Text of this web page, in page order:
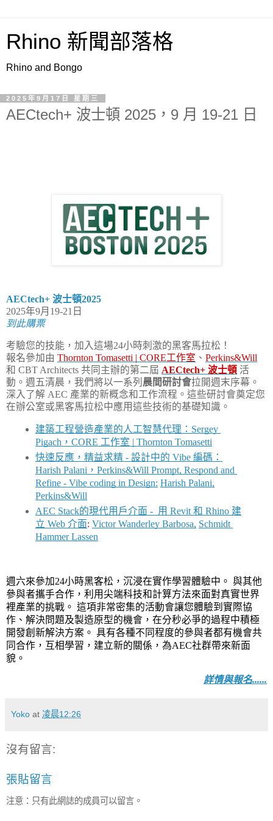
Rhino 新聞部落格
Rhino and Bongo
2025年9月17日 星期三
AECtech+ 波士頓 2025，9 月 19-21 日
AECtech+ 波士頓2025
2025年9月19-21日
到此購票
考驗您的技能，加入這場24小時刺激的黑客馬拉松！
報名參加由 Thornton Tomasetti | CORE工作室 、 Perkins&Will
和 CBT Architects 共同主辦的第二屆 AECtech+ 波士頓 活
動。 週五清晨，我們將以一系列 晨間研討會拉開週末序幕。
深入了解 AEC 產業的新概念和工作流程。 這些研討會奠定您
在辦公室或黑客馬拉松中應用這些技術的基礎知識。
建築工程營造產業的人工智慧代理：Sergey
Pigach，CORE 工作室 | Thornton Tomasetti
快速反應，精益求精 - 設計中的 Vibe 編碼：
Harish Palani，Perkins&Will Prompt, Respond and
Refine - Vibe coding in Design: Harish Palani,
Perkins&Will
AEC Stack的現代用戶介面 -  用 Revit 和 Rhino 建
立 Web 介面: Victor Wanderley Barbosa, Schmidt
Hammer Lassen
週六來參加24小時黑客松，沉浸在實作學習體驗中。 與其他
參與者攜手合作，利用尖端科技和計算方法來面對真實世界
裡產業的挑戰。 這項非常密集的活動會讓您體驗到實際協
作、解決問題及製造原型的機會，在分秒必爭的過程中積極
開發創新解決方案。 具有各種不同程度的參與者都有機會共
同合作，互相學習，建立新的關係，為AEC社群帶來新面
貌。
詳情與報名......
Yoko at 凌晨12:26
沒有留言:
張貼留言
注意：只有此網誌的成員可以留言。